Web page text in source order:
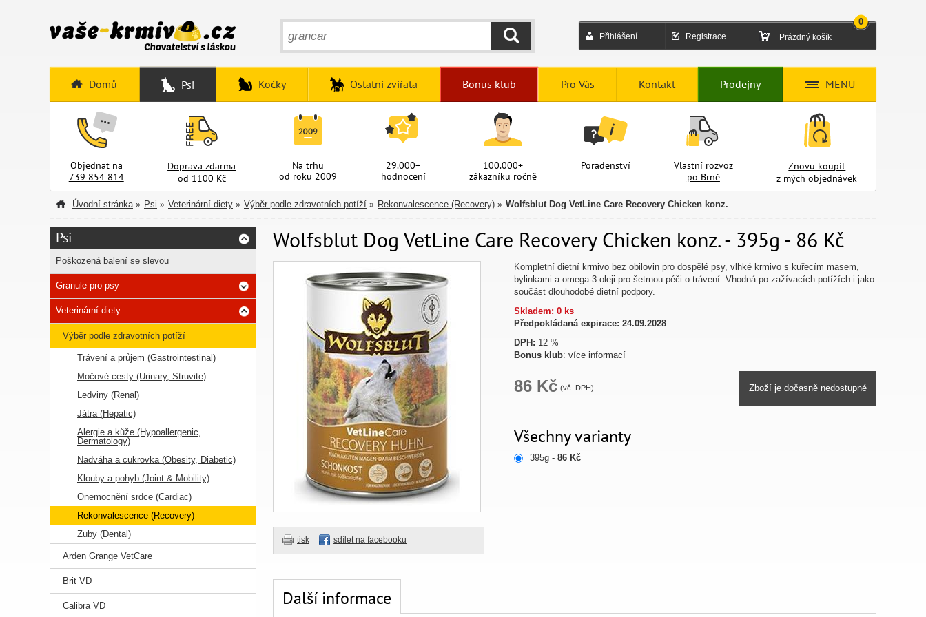
Přihlášení Registrace Prázdný košík
0
HLEDAT
Domů Psi Kočky Ostatní zvířata Bonus klub Pro Vás Kontakt Prodejny MENU
Objednat na
739 854 814
Doprava zdarma
od 1100 Kč
Na trhu
od roku 2009
29.000+
hodnocení
100.000+
zákazníku ročně
Poradenství
Vlastní rozvoz
po Brně
Znovu koupit
z mých objednávek
Úvodní stránka » Psi » Veterinární diety » Výběr podle zdravotních potíží » Rekonvalescence (Recovery) » Wolfsblut Dog VetLine Care Recovery Chicken konz.
Wolfsblut Dog VetLine Care Recovery Chicken konz. - 395g - 86 Kč
tisk sdílet na facebooku
Kompletní dietní krmivo bez obilovin pro dospělé psy, vlhké krmivo s kuřecím masem,
bylinkami a omega-3 oleji pro šetrnou péči o trávení. Vhodná po zažívacích potížích i jako
součást dlouhodobé dietní podpory.
Skladem: 0 ks
Předpokládaná expirace: 24.09.2028
DPH: 12 %
Bonus klub:více informací
86 Kč (vč. DPH) Zboží je dočasně nedostupné
Všechny varianty
395g -86 Kč
Další informace
Psi
Poškozená balení se slevou
Granule pro psy
Veterinární diety
Výběr podle zdravotních potíží
Trávení a průjem (Gastrointestinal)
Močové cesty (Urinary, Struvite)
Ledviny (Renal)
Játra (Hepatic)
Alergie a kůže (Hypoallergenic,
Dermatology)
Nadváha a cukrovka (Obesity, Diabetic)
Klouby a pohyb (Joint & Mobility)
Onemocnění srdce (Cardiac)
Rekonvalescence (Recovery)
Zuby (Dental)
Arden Grange VetCare
Brit VD
Calibra VD